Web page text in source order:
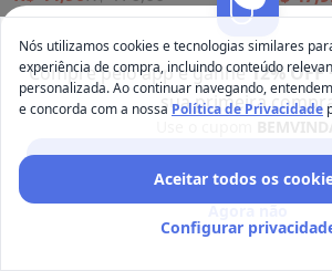
-50%
Compre pelo app e ganhe12% OFF
sua primeira
Baixar app Posthaus
Agora não
Nós utilizamos cookies e tecnologias similares
experiência de compra, incluindo conteúdo
personalizada. Ao continuar navegando,
e concorda com a nossa Política de Privacidade
Aceitar todos os
Configurar